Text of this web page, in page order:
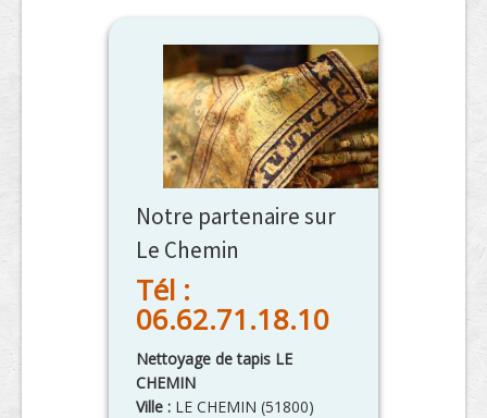
Notre partenaire sur
Le Chemin
Tél :
06.62.71.18.10
Nettoyage de tapis LE
CHEMIN
Ville : LE CHEMIN (51800)